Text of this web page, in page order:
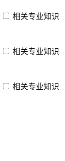
相关专业知识
相关专业知识
相关专业知识